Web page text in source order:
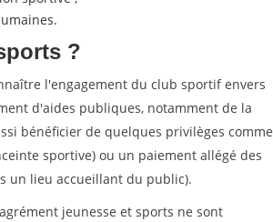
?
l'engagement du club sportif envers
d'aides publiques, notamment de la
bénéficier de quelques privilèges comme
sportive) ou un paiement allégé des
un lieu accueillant du public).
jeunesse et sports ne sont